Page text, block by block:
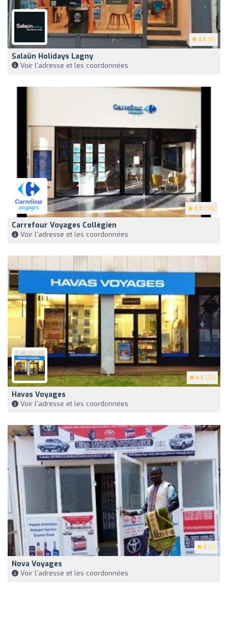
3.5 (8)
Salaün Holidays Lagny
Voir l'adresse et les coordonnées
3.9 (58)
Carrefour Voyages Collégien
Voir l'adresse et les coordonnées
4.5 (23)
Havas Voyages
Voir l'adresse et les coordonnées
5 (2)
Nova Voyages
Voir l'adresse et les coordonnées